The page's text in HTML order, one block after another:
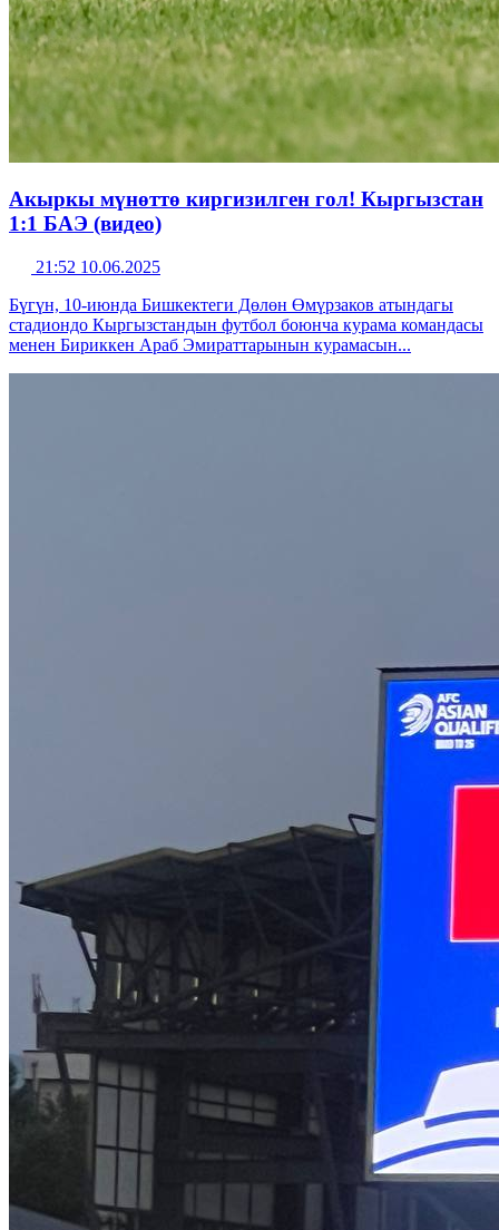
Акыркы мүнөттө киргизилген гол! Кыргызстан
1:1 БАЭ (видео)
21:52 10.06.2025
Бүгүн, 10-июнда Бишкектеги Дөлөн Өмүрзаков атындагы
стадиондо Кыргызстандын футбол боюнча курама командасы
менен Бириккен Араб Эмираттарынын курамасын...